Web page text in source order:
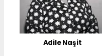
Adile Naşit